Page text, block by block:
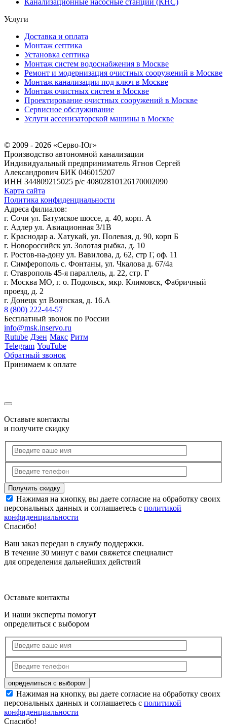
Канализационные насосные станции (КНС)
Услуги
Доставка и оплата
Монтаж септика
Установка септика
Монтаж систем водоснабжения в Москве
Ремонт и модернизация очистных сооружений в Москве
Монтаж канализации под ключ в Москве
Монтаж очистных систем в Москве
Проектирование очистных сооружений в Москве
Сервисное обслуживание
Услуги ассенизаторской машины в Москве
© 2009 - 2026 «Серво-Юг»
Производство автономной канализации
Индивидуальный предприниматель Ягнов Сергей
Александрович БИК 046015207
ИНН 344809215025 р/с 40802810126170002090
Карта сайта
Политика конфиденциальности
Адреса филиалов:
г. Сочи ул. Батумское шоссе, д. 40, корп. А
г. Адлер ул. Авиационная 3/1В
г. Краснодар а. Хатукай, ул. Полевая, д. 90, корп Б
г. Новороссийск ул. Золотая рыбка, д. 10
г. Ростов-на-дону ул. Вавилова, д. 62, стр Г, оф. 11
г. Симферополь с. Фонтаны, ул. Чкалова д. 67/4а
г. Ставрополь 45-я параллель, д. 22, стр. Г
г. Москва МО, г. о. Подольск, мкр. Климовск, Фабричный
проезд, д. 2
г. Донецк ул Воинская, д. 16.А
8 (800) 222-44-57
Бесплатный звонок по России
info@msk.inservo.ru
Rutube Дзен Макс Ритм
Telegram YouTube
Обратный звонок
Принимаем к оплате
Оставьте контакты
и получите скидку
Нажимая на кнопку, вы даете согласие на обработку своих
персональных данных и соглашаетесь с политикой
конфиденциальности
Спасибо!
Ваш заказ передан в службу поддержки.
В течение 30 минут с вами свяжется специалист
для определения дальнейших действий
Оставьте контакты
И наши эксперты помогут
определиться с выбором
Нажимая на кнопку, вы даете согласие на обработку своих
персональных данных и соглашаетесь с политикой
конфиденциальности
Спасибо!